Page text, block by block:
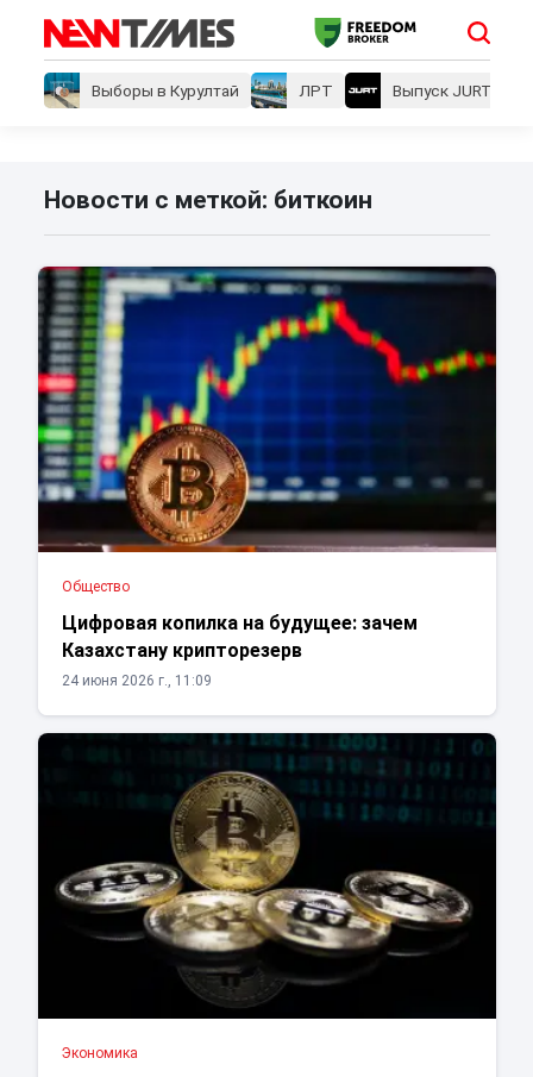
Выборы в Курултай ЛРТ Выпуск JURT
Новости с меткой: биткоин
Общество
Цифровая копилка на будущее: зачем
Казахстану крипторезерв
24 июня 2026 г., 11:09
Экономика